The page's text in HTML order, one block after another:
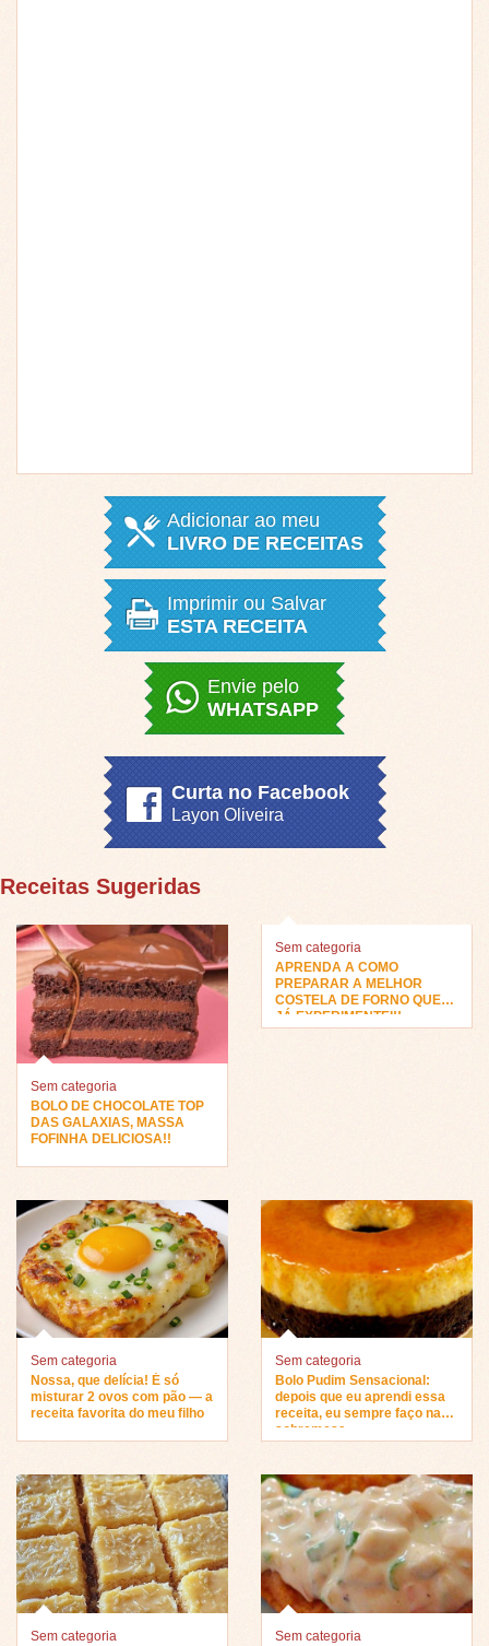
Adicionar ao meu
LIVRO DE RECEITAS
Imprimir ou Salvar
ESTA RECEITA
Envie pelo
WHATSAPP
Curta no Facebook
Layon Oliveira
Receitas Sugeridas
Sem categoria
BOLO DE CHOCOLATE TOP
DAS GALAXIAS, MASSA
FOFINHA DELICIOSA!!
Sem categoria
APRENDA A COMO
PREPARAR A MELHOR
COSTELA DE FORNO QUE
JÁ EXPERIMENTEI!!
Sem categoria
Nossa, que delícia! É só
misturar 2 ovos com pão — a
receita favorita do meu filho
Sem categoria
Bolo Pudim Sensacional:
depois que eu aprendi essa
receita, eu sempre faço na
sobremesa…
Sem categoria
Sem categoria